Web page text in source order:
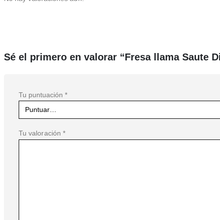
Sé el primero en valorar “Fresa llama Saute
Tu puntuación *
Tu valoración *